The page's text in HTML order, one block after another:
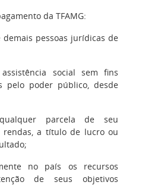
da TFAMG:
pessoas jurídicas de
social sem fins
pelo poder público, desde
parcela de seu
a título de lucro ou
no país os recursos
de seus objetivos